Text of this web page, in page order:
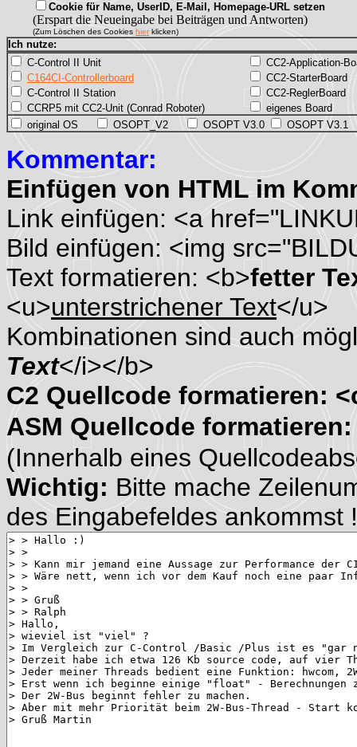
Cookie für Name, UserID, E-Mail, Homepage-URL setzen
(Erspart die Neueingabe bei Beiträgen und Antworten)
(Zum Löschen des Cookies hierklicken)
Ich nutze:
C-Control II Unit
C164CI-Controllerboard
C-Control II Station
CCRP5 mit CC2-Unit (Conrad Roboter)
CC2-Application-
CC2-StarterBoard
CC2-ReglerBoard
eigenes Board
original OS
OSOPT_V2 OSOPT V3.0 OSOPT V3.1
Kommentar:
Einfügen von HTML im
Link einfügen: <a
Bild einfügen: <img
Text formatieren: <b>fetter
<u>unterstrichener Text</u>
Kombinationen sind auch
Text</i></b>
C2 Quellcode formatieren:
ASM Quellcode formatieren:
(Innerhalb eines
Wichtig: Bitte mache
des Eingabefeldes